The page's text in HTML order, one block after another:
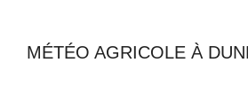
MÉTÉO AGRICOLE À